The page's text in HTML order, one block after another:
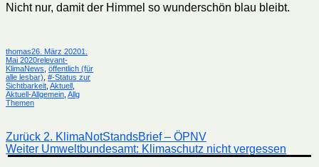
Nicht nur, damit der Himmel so wunderschön blau bleibt.
Autor
thomasVeröffentlicht
am
26. März 20201.
Mai 2020Kategorien
relevant-
KlimaNews öffentlich (für
alle lesbar) #-Status zur
Sichtbarkeit Aktuell
Aktuell-Allgemein Allg
Themen
Beitragsnavigation
Zurück Vorheriger
Beitrag:
2. KlimaNotStandsBrief – ÖPNV
Weiter Nächster
Beitrag:
Umweltbundesamt: Klimaschutz nicht vergessen